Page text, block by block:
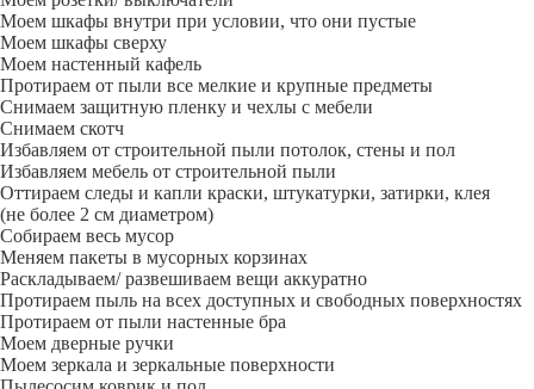
Моем шкафы внутри при условии, что они пустые
Моем шкафы сверху
Моем настенный кафель
Протираем от пыли все мелкие и крупные предметы
Снимаем защитную пленку и чехлы с мебели
Снимаем скотч
Избавляем от строительной пыли потолок, стены и пол
Избавляем мебель от строительной пыли
Оттираем следы и капли краски, штукатурки, затирки, клея
(не более 2 см диаметром)
Собираем весь мусор
Меняем пакеты в мусорных корзинах
Раскладываем/ развешиваем вещи аккуратно
Протираем пыль на всех доступных и свободных поверхностях
Протираем от пыли настенные бра
Моем дверные ручки
Моем зеркала и зеркальные поверхности